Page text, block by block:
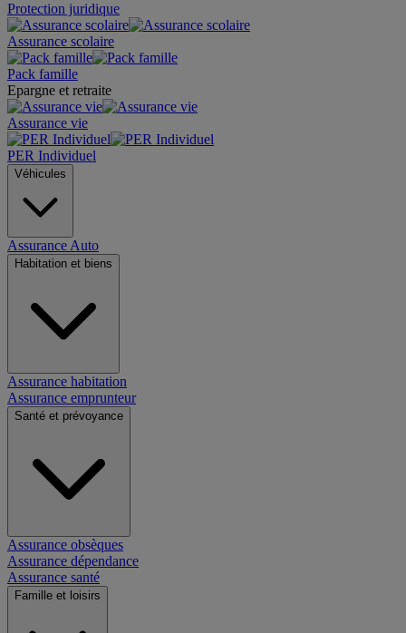
Protection juridique
Assurance scolaire
Pack famille
Epargne et retraite
Assurance vie
PER Individuel
Véhicules
Assurance Auto
Habitation et biens
Assurance habitation
Assurance emprunteur
Santé et prévoyance
Assurance obsèques
Assurance dépendance
Assurance santé
Famille et loisirs